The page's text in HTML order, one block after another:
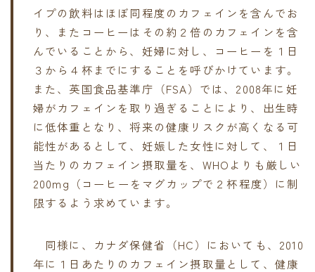
イプの飲料はほぼ同程度のカフェインを含んでお
り、またコーヒーはその約２倍のカフェインを含
んでいることから、妊婦に対し、コーヒーを１日
３から４杯までにすることを呼びかけています。
また、英国食品基準庁（FSA）では、2008年に妊
婦がカフェインを取り過ぎることにより、出生時
に低体重となり、将来の健康リスクが高くなる可
能性があるとして、妊娠した女性に対して、１日
当たりのカフェイン摂取量を、WHOよりも厳しい
200mg（コーヒーをマグカップで２杯程度）に制
限するよう求めています。
同様に、カナダ保健省（HC）においても、2010
年に１日あたりのカフェイン摂取量として、健康